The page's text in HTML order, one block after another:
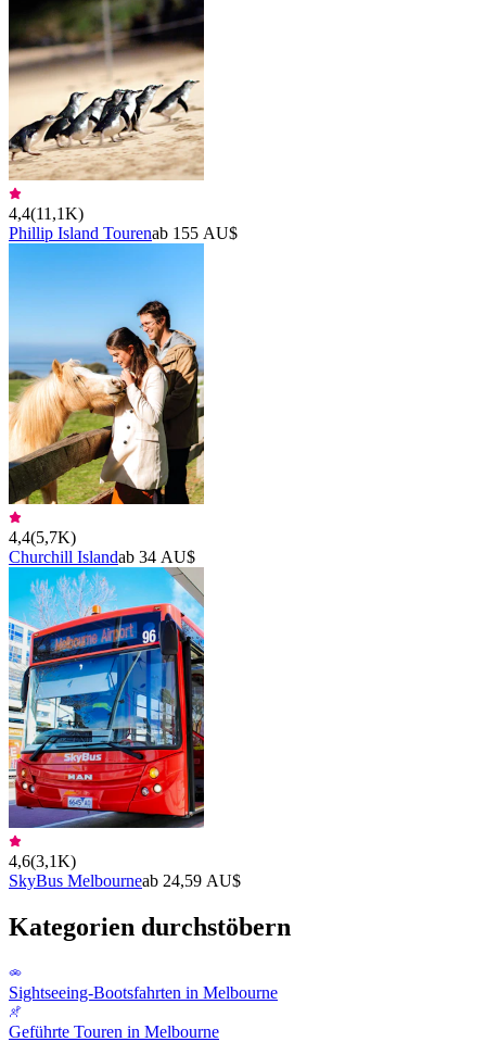
4,4(11,1K)
Phillip Island Tourenab 155 AU$
4,4(5,7K)
Churchill Islandab 34 AU$
4,6(3,1K)
SkyBus Melbourneab 24,59 AU$
Kategorien durchstöbern
Sightseeing-Bootsfahrten in Melbourne
Geführte Touren in Melbourne